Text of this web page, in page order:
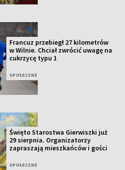
Francuz przebiegł 27 kilometrów
w Wilnie. Chciał zwrócić uwagę na
cukrzycę typu 1
SPOŁECZNE
Święto Starostwa Gierwiszki już
29 sierpnia. Organizatorzy
zapraszają mieszkańców i gości
SPOŁECZNE